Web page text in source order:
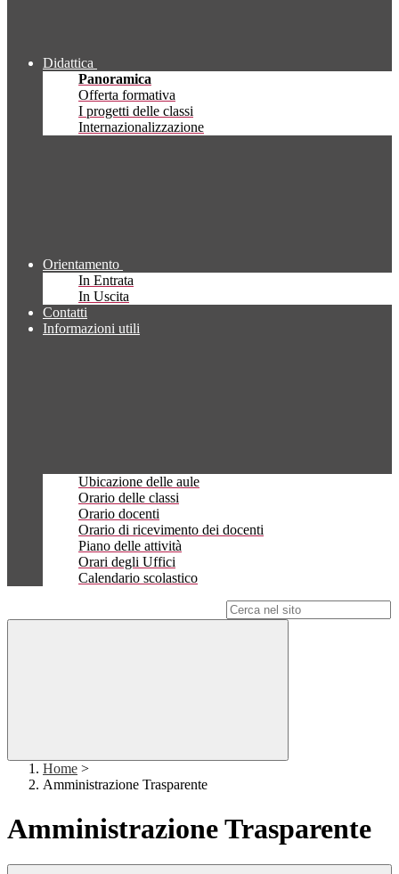
Didattica
Panoramica
Offerta formativa
I progetti delle classi
Internazionalizzazione
Orientamento
In Entrata
In Uscita
Contatti
Informazioni utili
Ubicazione delle aule
Orario delle classi
Orario docenti
Orario di ricevimento dei docenti
Piano delle attività
Orari degli Uffici
Calendario scolastico
Home >
Amministrazione Trasparente
Amministrazione Trasparente